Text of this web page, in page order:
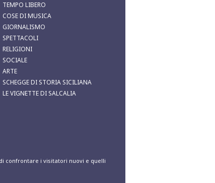
TEMPO LIBERO
COSE DI MUSICA
GIORNALISMO
SPETTACOLI
RELIGIONI
SOCIALE
ARTE
SCHEGGE DI STORIA SICILIANA
LE VIGNETTE DI SALCALIA
confrontare i visitatori nuovi e quelli